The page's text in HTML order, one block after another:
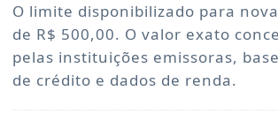
O limite disponibilizado para
de R$ 500,00. O valor exato
pelas instituições emissoras,
de crédito e dados de renda.